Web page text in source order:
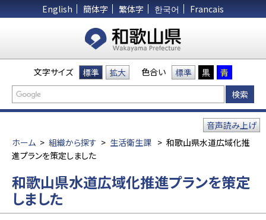
English 簡体字 繁体字 한국어 Francais
文字サイズ 標準 拡大 色合い 標準 黒 青
ホーム > 組織から探す > 生活衛生課 > 和歌山県水道広域化推
進プランを策定しました
音声読み上げ
和歌山県水道広域化推進プランを策定
しました